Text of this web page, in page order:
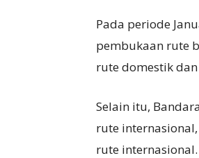
Pada periode
pembukaan rute
rute domestik
Selain itu,
rute
rute internasional.